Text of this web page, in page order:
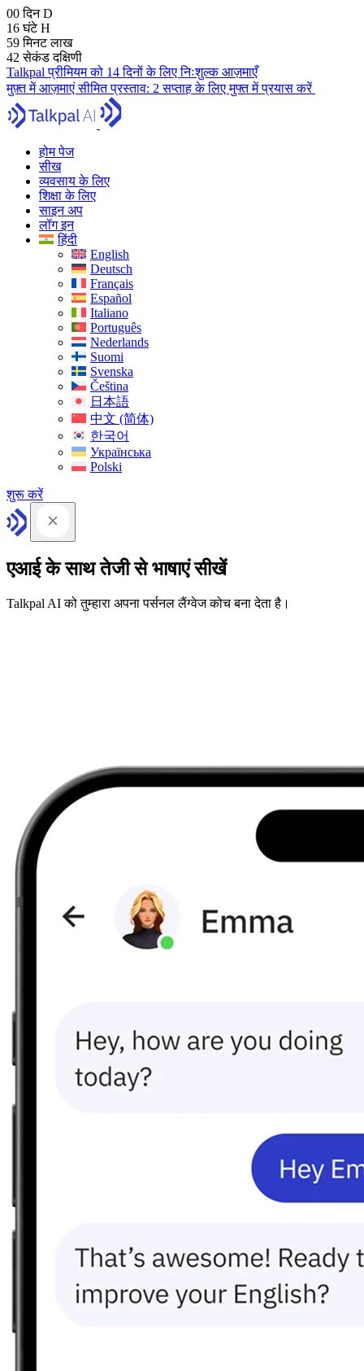
00 दिनD
16 घंटेH
59 मिनटलाख
41 सेकंडदक्षिणी
Talkpal प्रीमियम को 14 दिनों के लिए निःशुल्क आज़माएँ
मुफ़्त में आज़माएंसीमित प्रस्ताव: 2 सप्ताह के लिए मुफ्त में प्रयास करें
होम पेज
सीख
व्यवसाय के लिए
शिक्षा के लिए
साइन अप
लॉग इन
हिंदी
English
Deutsch
Français
Español
Italiano
Português
Nederlands
Suomi
Svenska
Čeština
日本語
中文 (简体)
한국어
Українська
Polski
शुरू करें
एआई के साथ तेजी से भाषाएं सीखें
Talkpal AI को तुम्हारा अपना पर्सनल लैंग्वेज कोच बना देता है।